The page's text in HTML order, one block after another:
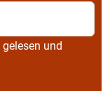
gelesen und